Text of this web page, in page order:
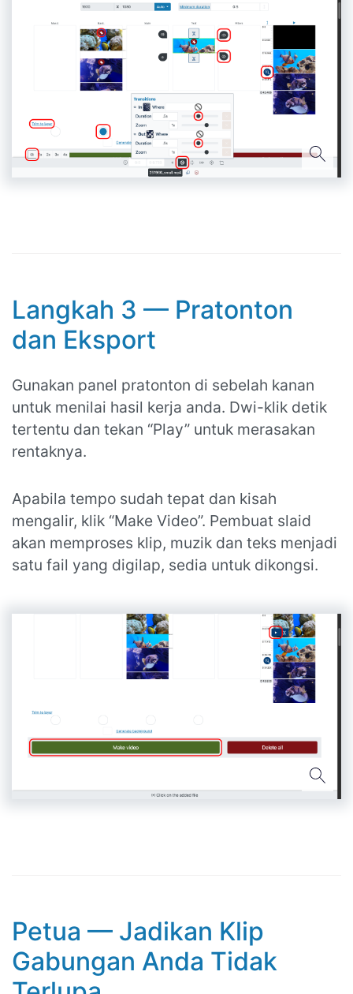
Langkah 3 — Pratonton
dan Eksport
Gunakan panel pratonton di sebelah kanan
untuk menilai hasil kerja anda. Dwi-klik detik
tertentu dan tekan “Play” untuk merasakan
rentaknya.
Apabila tempo sudah tepat dan kisah
mengalir, klik “Make Video”. Pembuat slaid
akan memproses klip, muzik dan teks menjadi
satu fail yang digilap, sedia untuk dikongsi.
Petua — Jadikan Klip
Gabungan Anda Tidak